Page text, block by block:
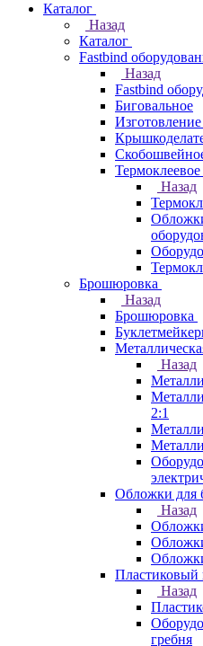
Каталог
Назад
Каталог
Fastbind
Назад
Fastbind
Биговальное
Термоклеевое
Назад
Брошюровка
Назад
Брошюровка
Назад
2:1
Обложки для
Назад
Пластиковый
Назад
гребня